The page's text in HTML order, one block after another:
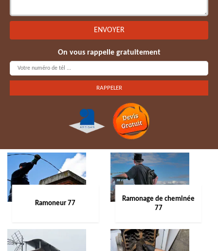
On vous rappelle gratuitement
Ramoneur 77
Ramonage de cheminée
77